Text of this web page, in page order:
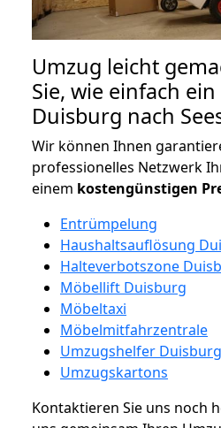
Umzug leicht
Sie, wie einfach
Duisburg nach
Wir können Ihnen
professionelles Netzwerk
einem kostengünstigen
Entrümpelung
Haushaltsauflösung
Halteverbotszone
Möbellift Duisburg
Möbeltaxi
Möbelmitfahrzentrale
Umzugshelfer Duisburg
Umzugskartons
Kontaktieren Sie uns noch